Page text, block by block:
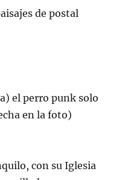
de postal
el perro punk solo
en la foto)
con su Iglesia